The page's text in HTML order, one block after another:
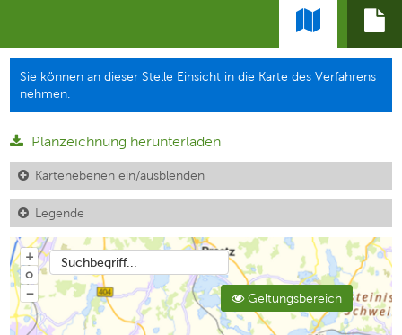
Sie können an dieser Stelle Einsicht in die Karte des Verfahrens
nehmen.
Planzeichnung herunterladen
Kartenebenen ein/ausblenden
Legende
Suchbegriff...
Geltungsbereich
+
o
−